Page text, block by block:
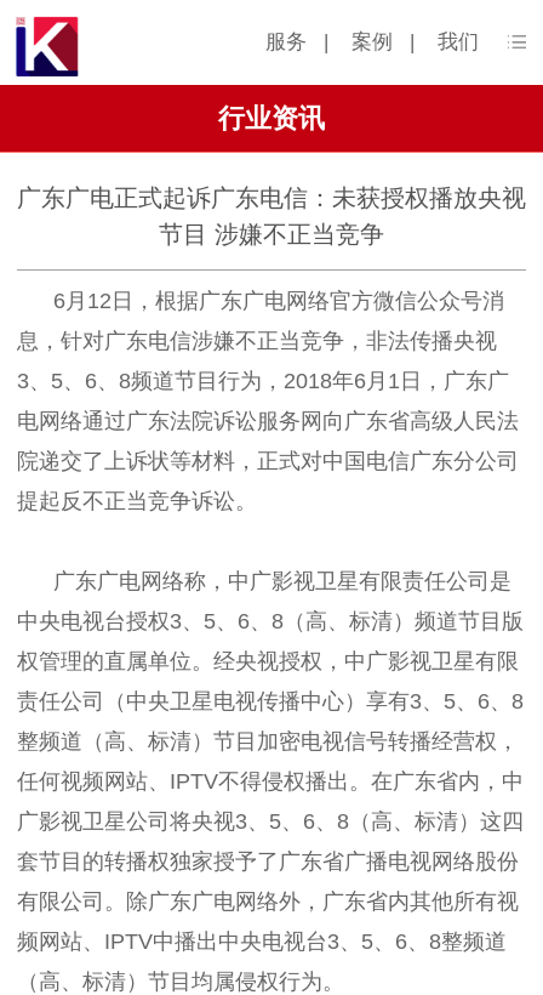
服务 | 案例 | 我们
行业资讯
广东广电正式起诉广东电信：未获授权播放央视
节目 涉嫌不正当竞争
6月12日，根据广东广电网络官方微信公众号消
息，针对广东电信涉嫌不正当竞争，非法传播央视
3、5、6、8频道节目行为，2018年6月1日，广东广
电网络通过广东法院诉讼服务网向广东省高级人民法
院递交了上诉状等材料，正式对中国电信广东分公司
提起反不正当竞争诉讼。
广东广电网络称，中广影视卫星有限责任公司是
中央电视台授权3、5、6、8（高、标清）频道节目版
权管理的直属单位。经央视授权，中广影视卫星有限
责任公司（中央卫星电视传播中心）享有3、5、6、8
整频道（高、标清）节目加密电视信号转播经营权，
任何视频网站、IPTV不得侵权播出。在广东省内，中
广影视卫星公司将央视3、5、6、8（高、标清）这四
套节目的转播权独家授予了广东省广播电视网络股份
有限公司。除广东广电网络外，广东省内其他所有视
频网站、IPTV中播出中央电视台3、5、6、8整频道
（高、标清）节目均属侵权行为。